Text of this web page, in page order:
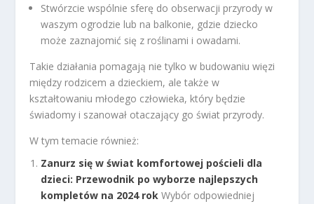
Stwórzcie wspólnie sferę do obserwacji przyrody w
waszym ogrodzie lub na balkonie, gdzie dziecko
może zaznajomić się z roślinami i owadami.
Takie działania pomagają nie tylko w budowaniu więzi
między rodzicem a dzieckiem, ale także w
kształtowaniu młodego człowieka, który będzie
świadomy i szanował otaczający go świat przyrody.
W tym temacie również:
Zanurz się w świat komfortowej pościeli dla
dzieci: Przewodnik po wyborze najlepszych
kompletów na 2024 rok Wybór odpowiedniej